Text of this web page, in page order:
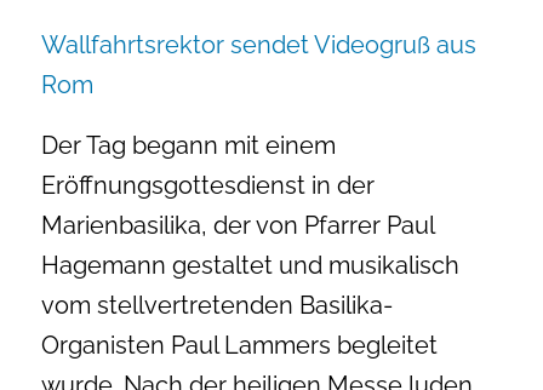
Wallfahrtsrektor sendet Videogruß aus
Rom
Der Tag begann mit einem
Eröffnungsgottesdienst in der
Marienbasilika, der von Pfarrer Paul
Hagemann gestaltet und musikalisch
vom stellvertretenden Basilika-
Organisten Paul Lammers begleitet